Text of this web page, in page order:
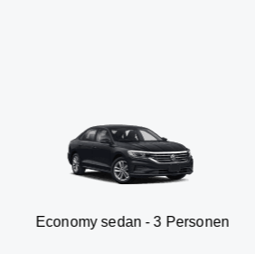
sedan - 3 Personen